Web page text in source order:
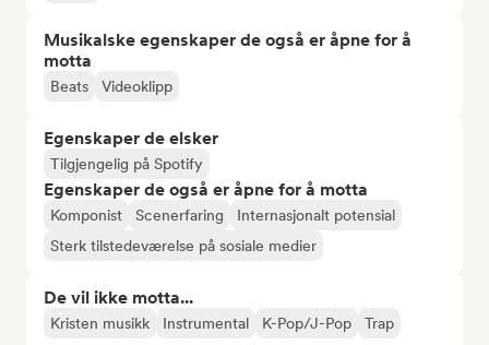
Musikalske egenskaper de også er åpne for å
motta
Beats Videoklipp
Egenskaper de elsker
Tilgjengelig på Spotify
Egenskaper de også er åpne for å motta
Komponist Scenerfaring
Internasjonalt potensial
Sterk tilstedeværelse på sosiale medier
De vil ikke motta...
Kristen musikk Instrumental K-Pop/J-Pop Trap